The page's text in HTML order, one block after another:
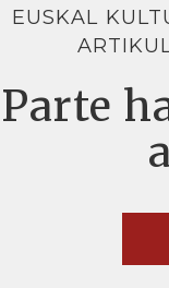
EUSKAL
Parte